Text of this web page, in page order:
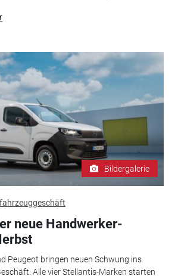
Bildergalerie
neue Handwerker-
Peugeot bringen neuen Schwung ins
Alle vier Stellantis-Marken starten